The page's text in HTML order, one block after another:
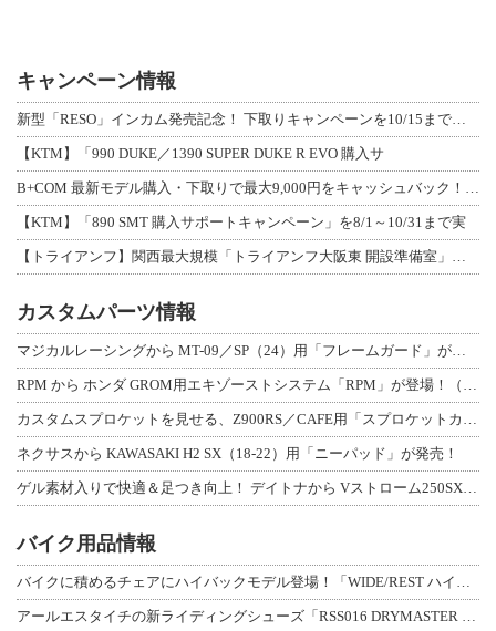
キャンペーン情報
新型「RESO」インカム発売記念！ 下取りキャンペーンを10/15まで延長して開
【KTM】「990 DUKE／1390 SUPER DUKE R EVO 購入サ
B+COM 最新モデル購入・下取りで最大9,000円をキャッシュバック！「B+F
【KTM】「890 SMT 購入サポートキャンペーン」を8/1～10/31まで実
【トライアンフ】関西最大規模「トライアンフ大阪東 開設準備室」がオープン！ 限定
カスタムパーツ情報
マジカルレーシングから MT-09／SP（24）用「フレームガード」が登場！
RPM から ホンダ GROM用エキゾーストシステム「RPM」が登場！（動画あり
カスタムスプロケットを見せる、Z900RS／CAFE用「スプロケットカバーフルキ
ネクサスから KAWASAKI H2 SX（18-22）用「ニーパッド」が発売！
ゲル素材入りで快適＆足つき向上！ デイトナから Vストローム250SX用「快適ロ
バイク用品情報
バイクに積めるチェアにハイバックモデル登場！「WIDE/REST ハイバックチェ
アールエスタイチの新ライディングシューズ「RSS016 DRYMASTER スト